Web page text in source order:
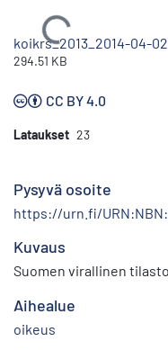
Ladataan...
koikrs_2013_2014-04-
294.51 KB
CC BY 4.0
Lataukset 23
Pysyvä osoite
https://urn.fi/
Kuvaus
Suomen virallinen tilasto
Aihealue
oikeus